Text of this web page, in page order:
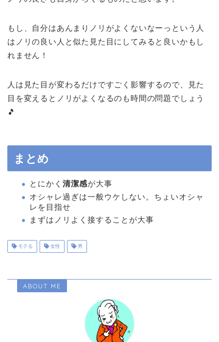
もし、自分はあんまりノリがよくないなーっという人
はノリの良い人と似た見た目にしてみると良いかもし
れません！
人は見た目が変わるだけですごく影響するので、見た
目を変えるとノリがよくなるのも時間の問題でしょう
🎵
まとめ
とにかく 清潔感が大事
オシャレ過ぎは一般ウケしない。ちょいオシャ
レを目指せ
まずはノリよく接することが大事
モテる 女性 男
ABOUT ME